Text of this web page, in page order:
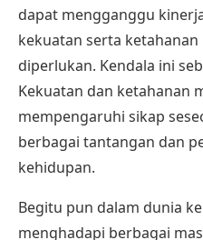
dapat mengganggu
kekuatan serta
diperlukan. Kendala ini
Kekuatan dan ketahanan
mempengaruhi sikap
berbagai tantangan dan
kehidupan.
Begitu pun dalam dunia
menghadapi berbagai